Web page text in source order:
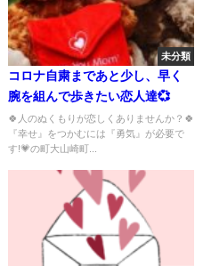
未分類
コロナ自粛まであと少し、早く
腕を組んで歩きたい恋人達💞
🍀人のぬくもりが恋しくありませんか？🍀
『幸せ』をつかむには『勇気』が必要で
す!💗の町大山崎町...